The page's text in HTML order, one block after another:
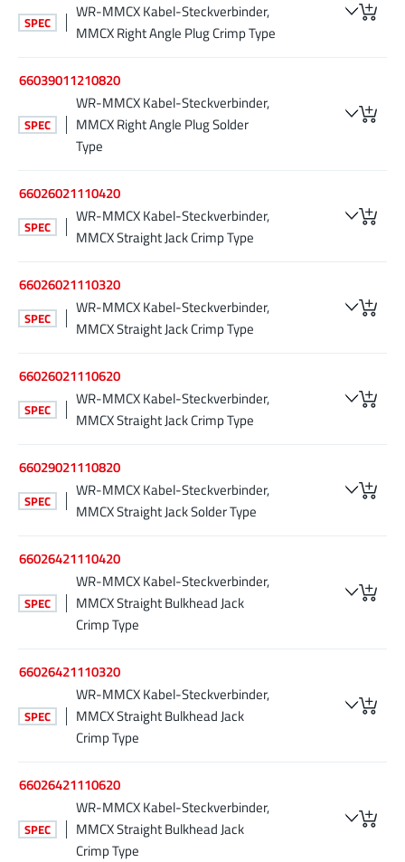
SPEC
WR-MMCX Kabel-Steckverbinder,
MMCX Right Angle Plug Crimp Type
66039011210820
SPEC
WR-MMCX Kabel-Steckverbinder,
MMCX Right Angle Plug Solder
Type
66026021110420
SPEC
WR-MMCX Kabel-Steckverbinder,
MMCX Straight Jack Crimp Type
66026021110320
SPEC
WR-MMCX Kabel-Steckverbinder,
MMCX Straight Jack Crimp Type
66026021110620
SPEC
WR-MMCX Kabel-Steckverbinder,
MMCX Straight Jack Crimp Type
66029021110820
SPEC
WR-MMCX Kabel-Steckverbinder,
MMCX Straight Jack Solder Type
66026421110420
SPEC
WR-MMCX Kabel-Steckverbinder,
MMCX Straight Bulkhead Jack
Crimp Type
66026421110320
SPEC
WR-MMCX Kabel-Steckverbinder,
MMCX Straight Bulkhead Jack
Crimp Type
66026421110620
SPEC
WR-MMCX Kabel-Steckverbinder,
MMCX Straight Bulkhead Jack
Crimp Type